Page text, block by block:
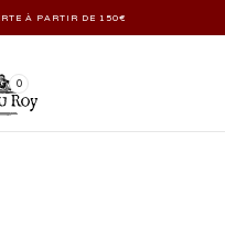
À PARTIR DE 150€
0